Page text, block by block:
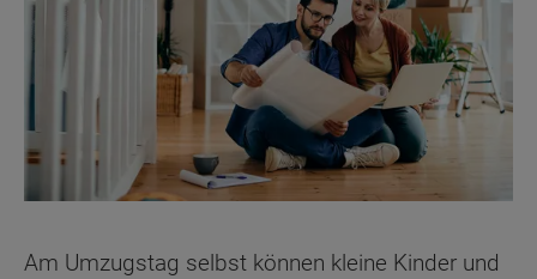
Am Umzugstag selbst können kleine Kinder und